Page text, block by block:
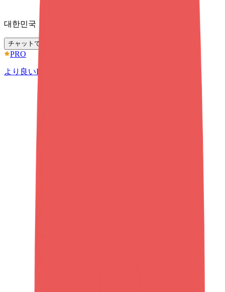
대한민국
チャットでお問い合わせ
PRO
より良いIPを、誰よりも早く見つけよう。